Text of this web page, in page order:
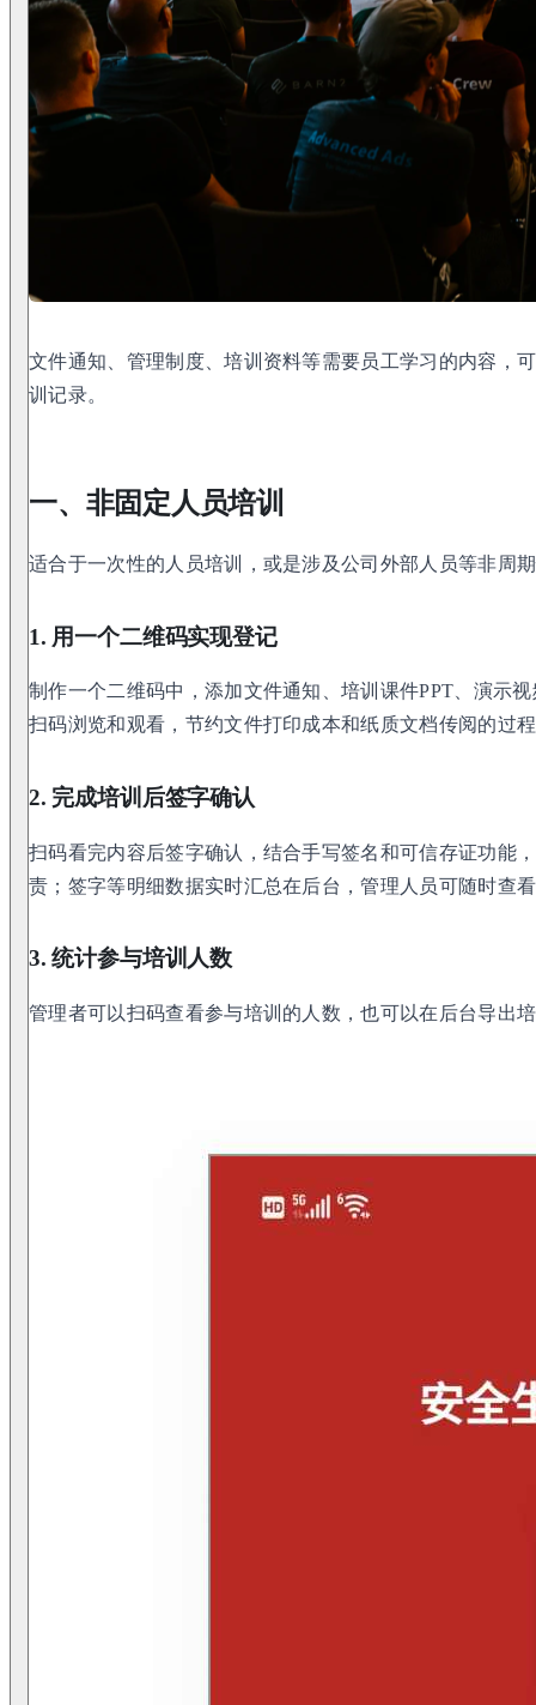
文件通知、管理制度、培训资料等需要员工学习的内容，
训记录。
一、非固定人员培训
适合于一次性的人员培训，或是涉及公司外部人员等非周
1. 用一个二维码实现登记
制作一个二维码中，添加文件通知、培训课件PPT、演示
扫码浏览和观看，节约文件打印成本和纸质文档传阅的过
2. 完成培训后签字确认
扫码看完内容后签字确认，结合手写签名和可信存证功能
责；签字等明细数据实时汇总在后台，管理人员可随时查
3. 统计参与培训人数
管理者可以扫码查看参与培训的人数，也可以在后台导出